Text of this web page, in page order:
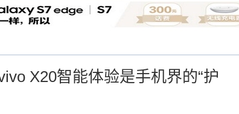
X20智能体验是手机界的“护